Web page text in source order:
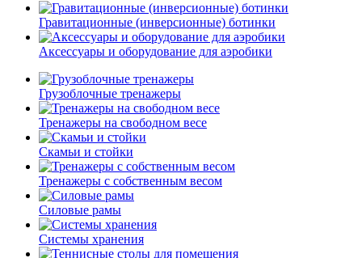
Гравитационные (инверсионные) ботинки
Аксессуары и оборудование для аэробики
Грузоблочные тренажеры
Тренажеры на свободном весе
Скамьи и стойки
Тренажеры с собственным весом
Силовые рамы
Системы хранения